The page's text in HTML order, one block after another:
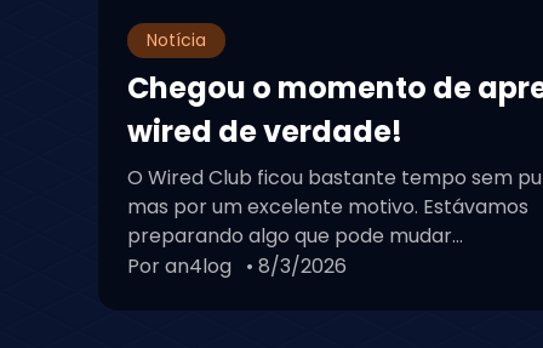
Notícia
Chegou o momento de
wired de verdade!
O Wired Club ficou bastante tempo sem
mas por um excelente motivo. Estávamos
preparando algo que pode mudar...
Por an4log • 8/3/2026